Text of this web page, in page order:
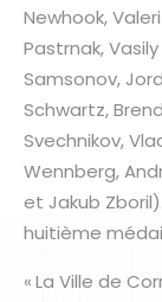
Newhook,
Pastrnak,
Samsonov,
Schwartz,
Svechnikov,
Wennberg,
et Jakub
huitième
« La Ville de